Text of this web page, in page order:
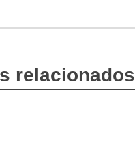
relacionados